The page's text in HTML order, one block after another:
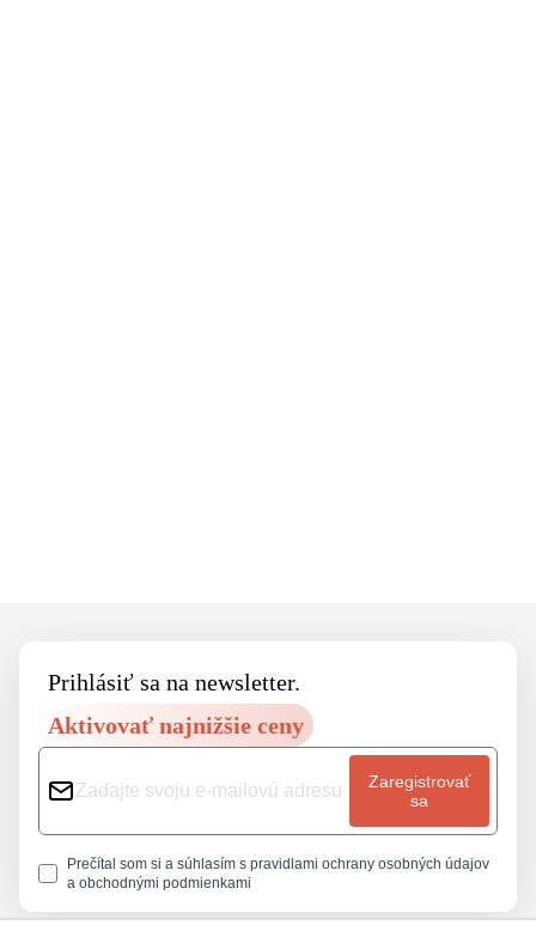
Prihlásiť sa na newsletter.
Aktivovať najnižšie ceny
Zaregistrovať
sa
Prečítal som si a súhlasím s pravidlami ochrany osobných údajov
a obchodnými podmienkami